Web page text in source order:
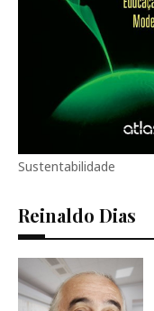
Sustentabilidade
Reinaldo Dias